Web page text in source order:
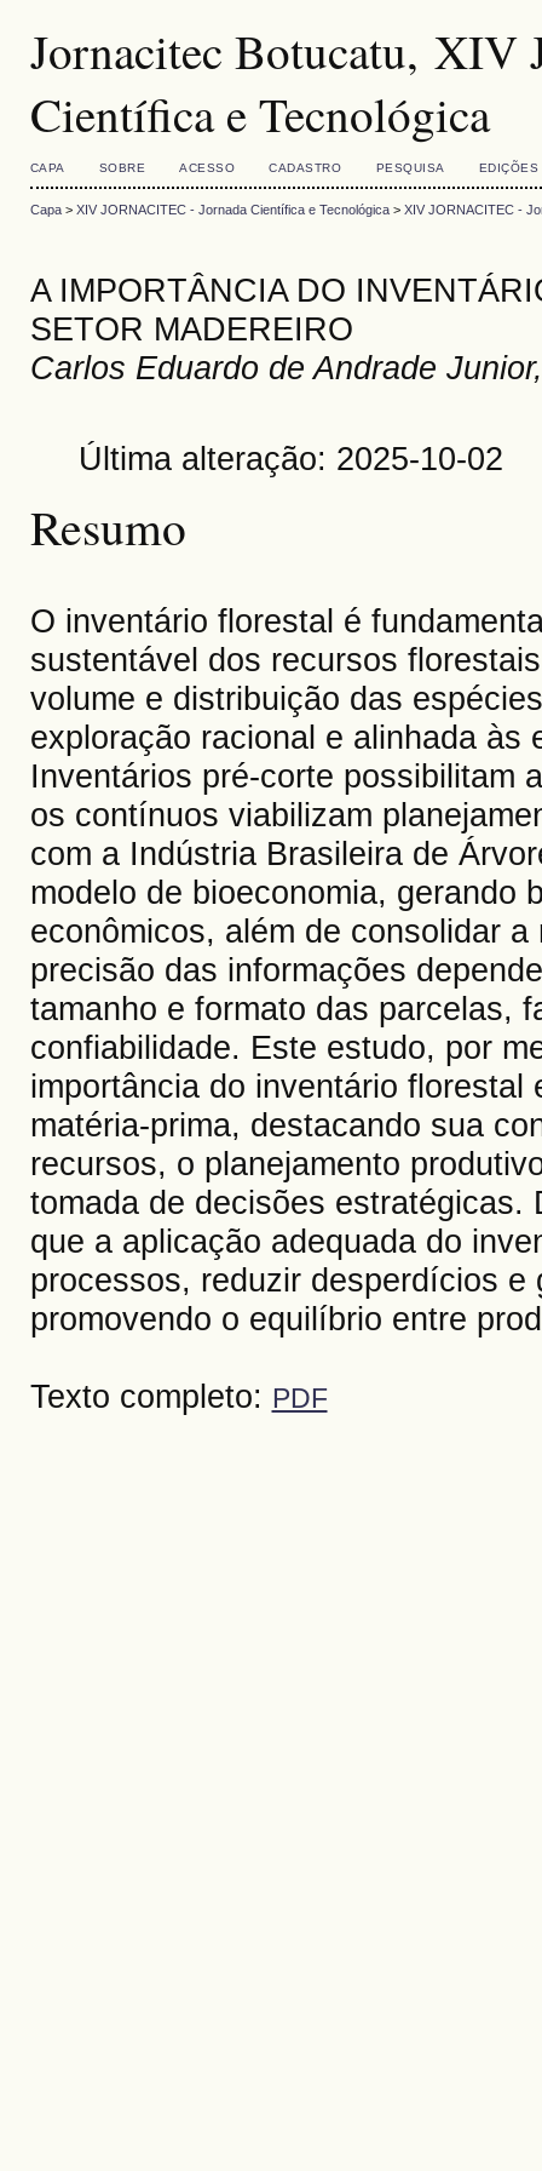
Jornacitec Botucatu, XIV
Científica e Tecnológica
CAPA SOBRE ACESSO CADASTRO PESQUISA EDIÇÕES
Capa> XIV JORNACITEC - Jornada Científica e Tecnológica> XIV JORNACITEC -
A IMPORTÂNCIA DO
SETOR MADEREIRO
Carlos Eduardo de Andrade
Última alteração: 2025-10-02
Resumo
O inventário florestal é
sustentável dos recursos
volume e distribuição das
exploração racional e alinhada às
Inventários pré-corte possibilitam
os contínuos viabilizam
com a Indústria Brasileira de
modelo de bioeconomia, gerando
econômicos, além de consolidar
precisão das informações
tamanho e formato das parcelas,
confiabilidade. Este estudo, por
importância do inventário
matéria-prima, destacando sua
recursos, o planejamento
tomada de decisões
que a aplicação adequada do
processos, reduzir desperdícios
promovendo o equilíbrio entre
Texto completo: PDF